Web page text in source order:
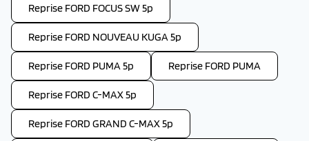
Reprise FORD FOCUS SW 5p
Reprise FORD NOUVEAU KUGA 5p
Reprise FORD PUMA 5p Reprise FORD PUMA
Reprise FORD C-MAX 5p
Reprise FORD GRAND C-MAX 5p